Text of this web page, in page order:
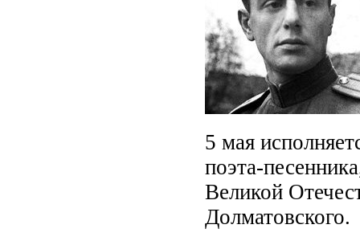
5 мая
поэта-
Великой
Долматовского.